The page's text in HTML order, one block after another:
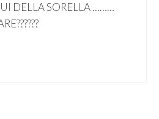
DELLA SORELLA ………